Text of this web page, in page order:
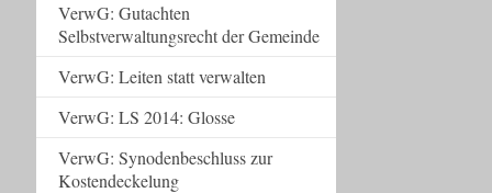
VerwG: Gutachten
Selbstverwaltungsrecht der Gemeinde
VerwG: Leiten statt verwalten
VerwG: LS 2014: Glosse
VerwG: Synodenbeschluss zur
Kostendeckelung